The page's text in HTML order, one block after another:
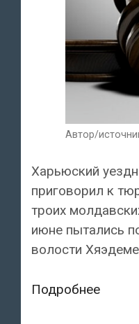
Автор/
Харьюский
приговорил к
троих
июне пытались
волости
Подробнее